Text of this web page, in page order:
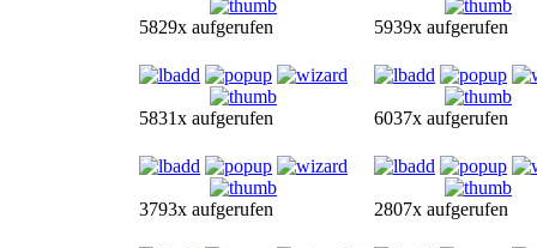
5829x aufgerufen 5939x aufgerufen
5831x aufgerufen 6037x aufgerufen
3793x aufgerufen 2807x aufgerufen